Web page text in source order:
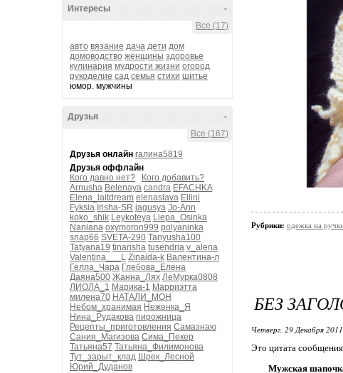
-
Интересы
Все (17)
авто вязание дача дети дом
домоводство женщины здоровье
кулинария мудрости жизни огород
рукоделие сад семья стихи шитье
юмор. мужчины
-
Друзья
Все (167)
Друзья онлайн галина5819
Друзья оффлайн
Кого давно нет?
Кого добавить?
Arnusha Belenaya candra EFACHKA
Elena_laitdream elenaslava Ellini
Fyksia Irisha-SR jagusya Jo-Ann
koko_shik Leykoteya Liepa_Osinka
Naniana oxymoron999 polyaninka
snap66 SVETA-290 Tanyusha100
Tatyana19 tinarisha tusendria v_alena
Valentina___L Zinaida-k Валентина-л
Гелла_Чара Глебова_Елена
Даяна500 Жанна_Лях ЛеМурка0808
ЛИОЛА_1 Марика-1 Марриэтта
милена70 НАТАЛИ_МОН
Небом_хранимая Неженка_Я
Нина_Рудакова пирожница
Рецепты_приготовления Самазнаю
Сания_Магизова Сима_Пекер
Татьяна57 Татьяна_Филимонова
Тут_зарыт_клад Шрек_Лесной
Юрий_Дуданов
Рубрики: одежка на
БЕЗ
Четверг, 29 Декабря
Это цитата сообщения
Мужская